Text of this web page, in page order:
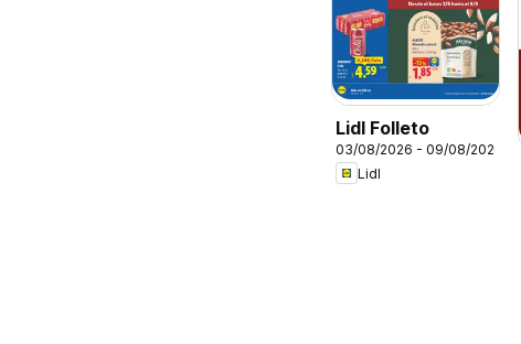
Lidl Folleto
03/08/2026 - 09/08/2026
Lidl